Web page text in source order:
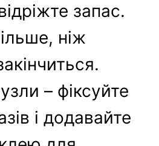
запас.
ніж
– фіксуйте
і додавайте